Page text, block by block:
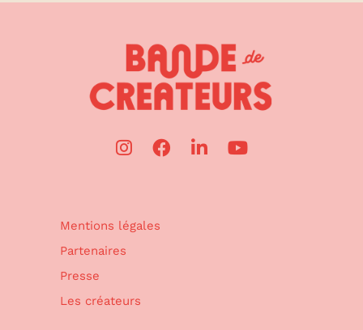
Mentions légales
Partenaires
Presse
Les créateurs